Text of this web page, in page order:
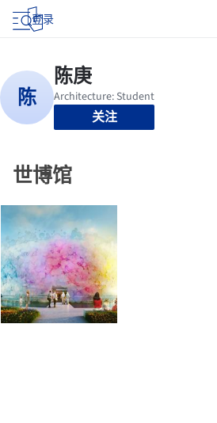
登录
关注
世博馆